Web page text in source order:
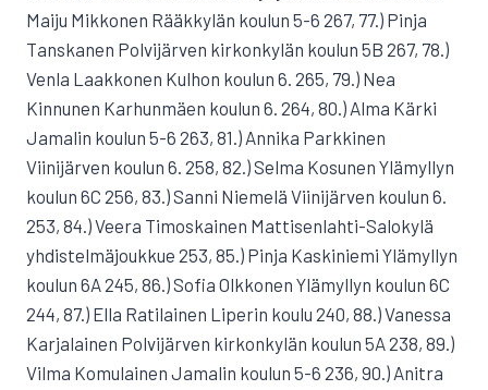
Maiju Mikkonen Rääkkylän koulun 5-6 267, 77.) Pinja
Tanskanen Polvijärven kirkonkylän koulun 5B 267, 78.)
Venla Laakkonen Kulhon koulun 6. 265, 79.) Nea
Kinnunen Karhunmäen koulun 6. 264, 80.) Alma Kärki
Jamalin koulun 5-6 263, 81.) Annika Parkkinen
Viinijärven koulun 6. 258, 82.) Selma Kosunen Ylämyllyn
koulun 6C 256, 83.) Sanni Niemelä Viinijärven koulun 6.
253, 84.) Veera Timoskainen Mattisenlahti-Salokylä
yhdistelmäjoukkue 253, 85.) Pinja Kaskiniemi Ylämyllyn
koulun 6A 245, 86.) Sofia Olkkonen Ylämyllyn koulun 6C
244, 87.) Ella Ratilainen Liperin koulu 240, 88.) Vanessa
Karjalainen Polvijärven kirkonkylän koulun 5A 238, 89.)
Vilma Komulainen Jamalin koulun 5-6 236, 90.) Anitra